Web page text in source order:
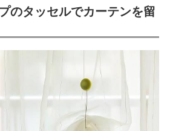
のタッセルでカーテンを留